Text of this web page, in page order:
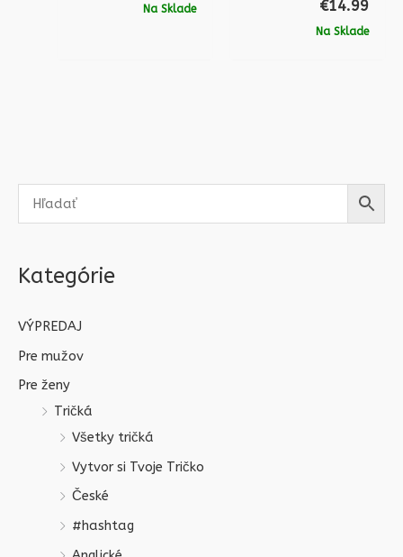
Kategórie
VÝPREDAJ
Pre mužov
Pre ženy
Tričká
Všetky tričká
Vytvor si Tvoje Tričko
České
#hashtag
Na Sklade €14.99
Na Sklade